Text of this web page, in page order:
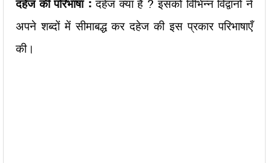
दहेज की परिभाषा : दहेज क्या है ? इसको विभिन्न विद्वानों ने
अपने शब्दों में सीमाबद्ध कर दहेज की इस प्रकार परिभाषाएँ
की।